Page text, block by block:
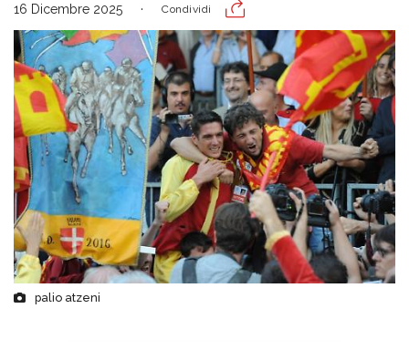
16 Dicembre 2025 Condividi
palio atzeni